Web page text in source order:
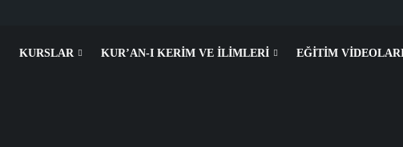
KURSLAR KUR’AN-I KERIM VE İLIMLERI EĞITIM